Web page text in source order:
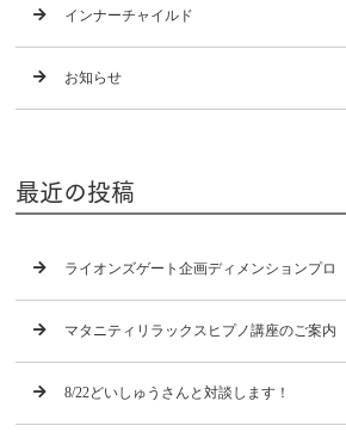
インナーチャイルド
お知らせ
最近の投稿
ライオンズゲート企画ディメンションプロ
マタニティリラックスヒプノ講座のご案内
8/22どいしゅうさんと対談します！